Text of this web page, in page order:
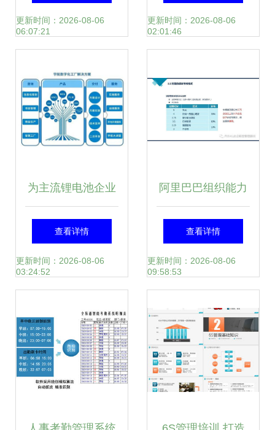
司做对了什么？
更新时间：2026-08-06
06:07:21
装企业如何智能起
更新时间：2026-08-06
02:01:46
为主流锂电池企业
智能制造赋能 宇航
股份MES的进击之
查看详情
更新时间：2026-08-06
03:24:52
阿里巴巴组织能力
建设 打造高效组织
的实践与启示
查看详情
更新时间：2026-08-06
09:58:53